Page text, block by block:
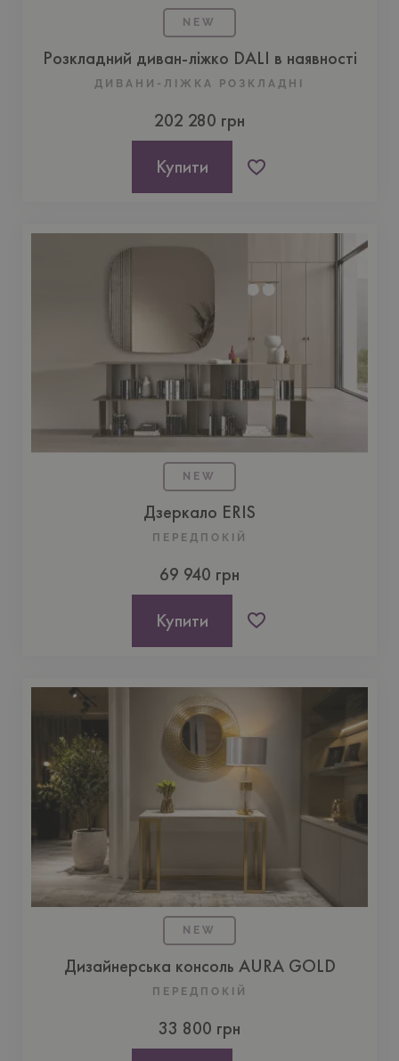
NEW
Розкладний диван-ліжко DALI в наявності
ДИВАНИ-ЛІЖКА РОЗКЛАДНІ
202 280 грн
Купити
NEW
Дзеркало ERIS
ПЕРЕДПОКIЙ
69 940 грн
Купити
NEW
Дизайнерська консоль AURA GOLD
ПЕРЕДПОКIЙ
33 800 грн